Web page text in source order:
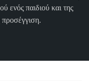
ενός παιδιού και της
προσέγγιση.